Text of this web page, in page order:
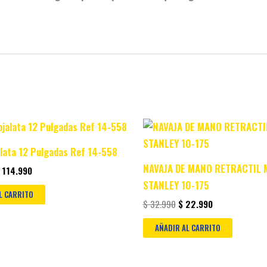
12 Pulgadas Ref 14-558
114.990
Current
price
is:
$ 114.990.
CARRITO
NAVAJA DE MANO RETRACTIL
STANLEY 10-175
$32.990
Original
price
was:
$22.990
Current
price
AÑADIR AL CARRITO